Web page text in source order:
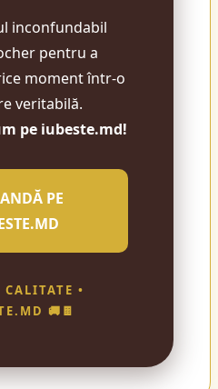
inconfundabil
pentru a
moment într-o
veritabilă.
pe iubeste.md!
PE
CALITATE •
🚚🍫